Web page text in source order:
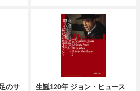
のサ
生誕120年 ジョン・ヒュース